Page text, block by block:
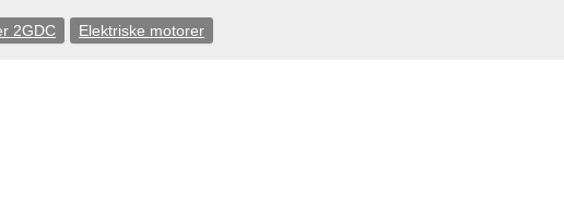
2GDC Elektriske motorer